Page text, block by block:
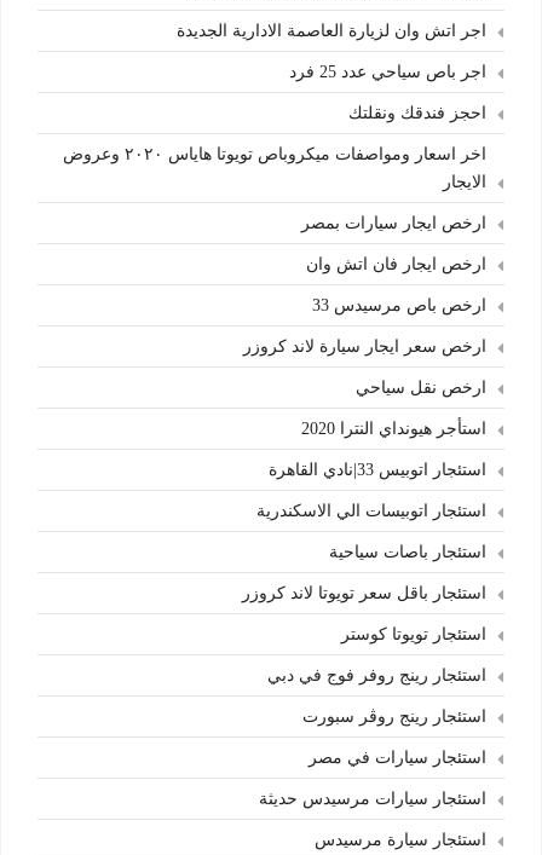
اجر اتش وان لزيارة العاصمة الادارية الجديدة
اجر باص سياحي عدد 25 فرد
احجز فندقك ونقلتك
اخر اسعار ومواصفات ميكروباص تويوتا هاياس ٢٠٢٠ وعروض
الايجار
ارخص ايجار سيارات بمصر
ارخص ايجار فان اتش وان
ارخص باص مرسيدس 33
ارخص سعر ايجار سيارة لاند كروزر
ارخص نقل سياحي
استأجر هيونداي النترا 2020
استئجار اتوبيس 33|نادي القاهرة
استئجار اتوبيسات الي الاسكندرية
استئجار باصات سياحية
استئجار باقل سعر تويوتا لاند كروزر
استئجار تويوتا كوستر
استئجار رينج روفر فوج في دبي
استئجار رينج روڤر سبورت
استئجار سيارات في مصر
استئجار سيارات مرسيدس حديثة
استئجار سيارة مرسيدس